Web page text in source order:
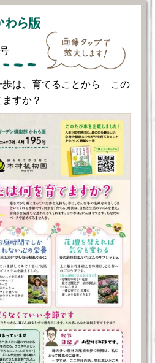
号
歩は、育てることから この
すか？